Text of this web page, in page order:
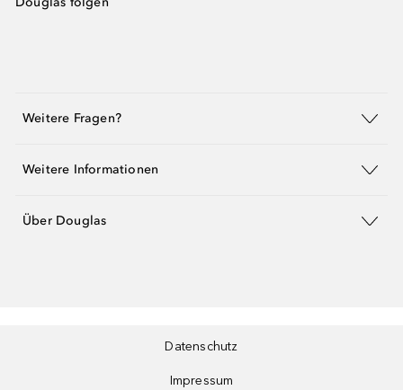
Weitere Fragen?
Weitere Informationen
Über Douglas
Datenschutz
Impressum